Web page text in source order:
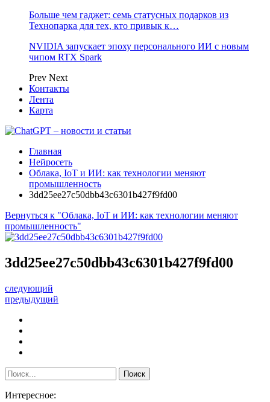
Больше чем гаджет: семь статусных подарков из
Технопарка для тех, кто привык к…
NVIDIA запускает эпоху персонального ИИ с новым
чипом RTX Spark
Prev Next
Контакты
Лента
Карта
Главная
Нейросеть
Облака, IoT и ИИ: как технологии меняют
промышленность
3dd25ee27c50dbb43c6301b427f9fd00
Вернуться к "Облака, IoT и ИИ: как технологии меняют
промышленность"
3dd25ee27c50dbb43c6301b427f9fd00
следующий
предыдущий
Интересное: